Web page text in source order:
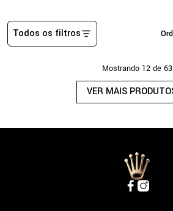
Todos os filtros
Mostrando 12 de 63